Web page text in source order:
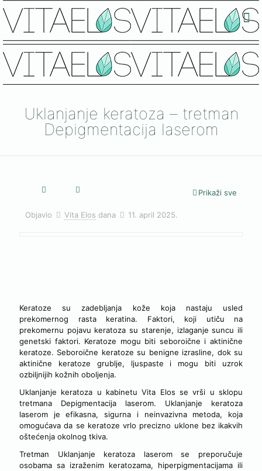
Uklanjanje keratoza – tretman
Depigmentacija laserom
Prikaži sve
Objavio Vita Elos dana 11. april 2025.
Keratoze su zadebljanja kože koja nastaju usled
prekomernog rasta keratina. Faktori, koji utiču na
prekomernu pojavu keratoza su starenje, izlaganje suncu ili
genetski faktori. Keratoze mogu biti seboroične i aktinične
keratoze. Seboroične keratoze su benigne izrasline, dok su
aktinične keratoze grublje, ljuspaste i mogu biti uzrok
ozbiljnijih kožnih oboljenja.
Uklanjanje keratoza u kabinetu Vita Elos se vrši u sklopu
tretmana Depigmentacija laserom. Uklanjanje keratoza
laserom je efikasna, sigurna i neinvazivna metoda, koja
omogućava da se keratoze vrlo precizno uklone bez ikakvih
oštećenja okolnog tkiva.
Tretman Uklanjanje keratoza laserom se preporučuje
osobama sa izraženim keratozama, hiperpigmentacijama ili